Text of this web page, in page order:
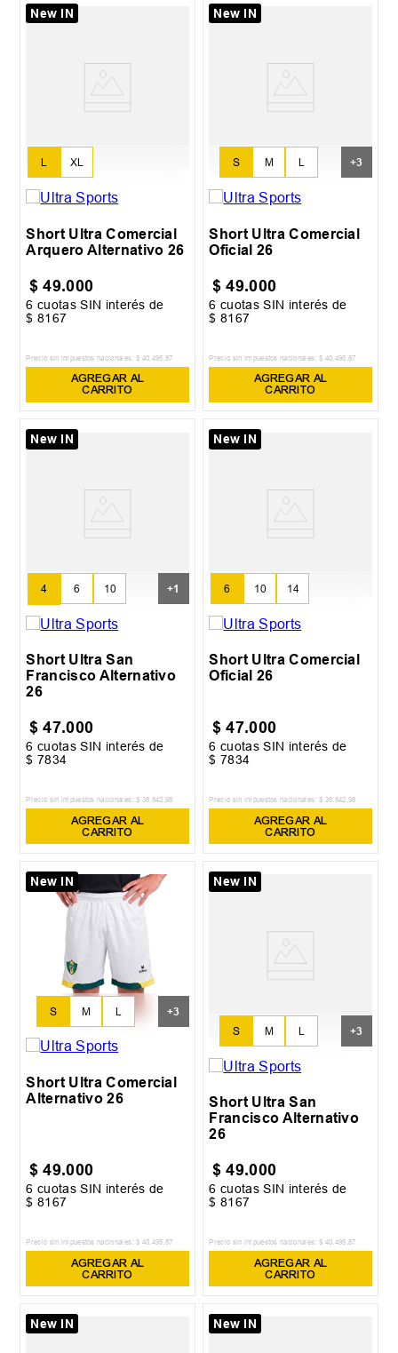
New IN
L XL
Short Ultra Comercial
Arquero Alternativo 26
$ 49.000
6 cuotas SIN interés de
$ 8167
Precio sin impuestos nacionales: $ 40 495 87
AGREGAR AL
CARRITO
New IN
S M L +3
Short Ultra Comercial
Oficial 26
$ 49.000
6 cuotas SIN interés de
$ 8167
Precio sin impuestos nacionales: $ 40 495 87
AGREGAR AL
CARRITO
New IN
4 6 10
14
+1
Short Ultra San
Francisco Alternativo
26
$ 47.000
6 cuotas SIN interés de
$ 7834
Precio sin impuestos nacionales: $ 38.842 ,98
AGREGAR AL
CARRITO
New IN
6 10 14
Short Ultra Comercial
Oficial 26
$ 47.000
6 cuotas SIN interés de
$ 7834
Precio sin impuestos nacionales: $ 38.842 ,98
AGREGAR AL
CARRITO
New IN
S M L +3
Short Ultra Comercial
Alternativo 26
$ 49.000
6 cuotas SIN interés de
$ 8167
Precio sin impuestos nacionales: $ 40.495 ,87
AGREGAR AL
CARRITO
New IN
S M L +3
Short Ultra San
Francisco Alternativo
26
$ 49.000
6 cuotas SIN interés de
$ 8167
Precio sin impuestos nacionales: $ 40.495 ,87
AGREGAR AL
CARRITO
New IN New IN